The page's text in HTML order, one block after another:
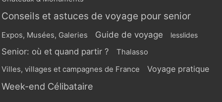
Conseils et astuces de voyage pour senior
Expos, Musées, Galeries Guide de voyage lesslides
Senior: où et quand partir ? Thalasso
Villes, villages et campagnes de France Voyage pratique
Week-end Célibataire